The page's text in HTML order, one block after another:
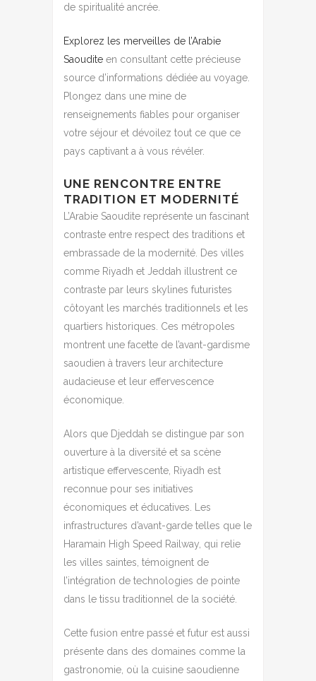
de spiritualité ancrée.
Explorez les merveilles de l’Arabie
Saoudite en consultant cette précieuse
source d’informations dédiée au voyage.
Plongez dans une mine de
renseignements fiables pour organiser
votre séjour et dévoilez tout ce que ce
pays captivant a à vous révéler.
UNE RENCONTRE ENTRE
TRADITION ET MODERNITÉ
L’Arabie Saoudite représente un fascinant
contraste entre respect des traditions et
embrassade de la modernité. Des villes
comme Riyadh et Jeddah illustrent ce
contraste par leurs skylines futuristes
côtoyant les marchés traditionnels et les
quartiers historiques. Ces métropoles
montrent une facette de l’avant-gardisme
saoudien à travers leur architecture
audacieuse et leur effervescence
économique.
Alors que Djeddah se distingue par son
ouverture à la diversité et sa scène
artistique effervescente, Riyadh est
reconnue pour ses initiatives
économiques et éducatives. Les
infrastructures d’avant-garde telles que le
Haramain High Speed Railway, qui relie
les villes saintes, témoignent de
l’intégration de technologies de pointe
dans le tissu traditionnel de la société.
Cette fusion entre passé et futur est aussi
présente dans des domaines comme la
gastronomie, où la cuisine saoudienne